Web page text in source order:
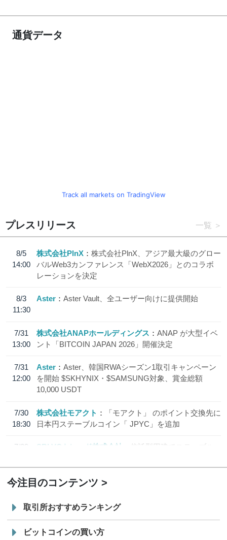
通貨データ
Track all markets on TradingView
プレスリリース 一覧
8/5
14:00
株式会社PlnX
株式会社PlnX、アジア最大級のグロー
バルWeb3カンファレンス「WebX2026」とのコラボ
レーションを決定
8/3
11:30
Aster Aster Vault、全ユーザー向けに提供開始
7/31
13:00
株式会社ANAPホールディングス
ANAP が大型イベ
ント「BITCOIN JAPAN 2026」開催決定
7/31
12:00
Aster
Aster、韓国RWAシーズン1取引キャンペーン
を開始 $SKHYNIX・$SAMSUNG対象、賞金総額
10,000 USDT
7/30
18:30
株式会社モアクト
「モアクト」 のポイント交換先に
日本円ステーブルコイン「 JPYC」を追加
7/29
SBI VCトレード株式会社
信託型円建てステーブル
今注目のコンテンツ
取引所おすすめランキング
ビットコインの買い方